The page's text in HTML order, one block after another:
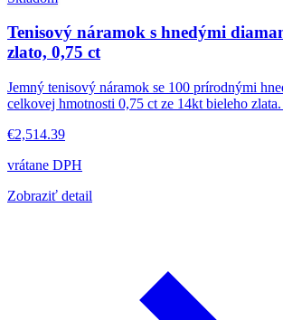
Tenisový náramok s hnedými
zlato, 0,75 ct
Jemný tenisový náramok se 100 prírodnými
celkovej hmotnosti 0,75 ct ze 14kt bieleho
€2,514.39
vrátane DPH
Zobraziť detail